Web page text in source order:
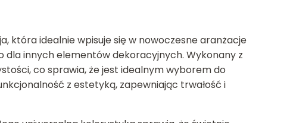
która idealnie wpisuje się w nowoczesne aranżacje
dla innych elementów dekoracyjnych. Wykonany z
co sprawia, że jest idealnym wyborem do
z estetyką, zapewniając trwałość i